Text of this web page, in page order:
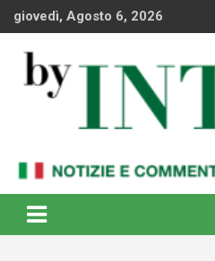
Skipgiovedì, Agosto 6, 2026
By Internews
internazionale